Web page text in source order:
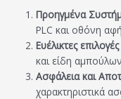
Προηγμένα
PLC και οθόνη
Ευέλικτες
και είδη
Ασφάλεια και
χαρακτηριστικά